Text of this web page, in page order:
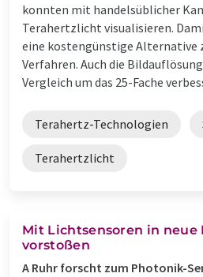
konnten mit handelsüblicher
Terahertzlicht visualisieren.
eine kostengünstige Alternative
Verfahren. Auch die
Vergleich um das 25-Fache
Terahertz-Technologien
Terahertzlicht
Mit Lichtsensoren in neue
vorstoßen
A Ruhr forscht zum Photonik-